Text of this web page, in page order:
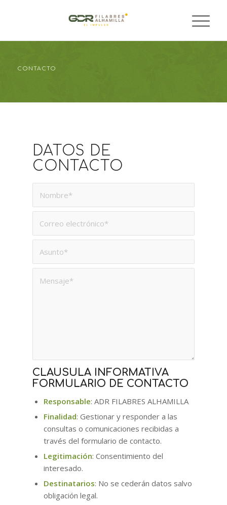
CONTACTO
DATOS DE
CONTACTO
CLAUSULA INFORMATIVA
FORMULARIO DE CONTACTO
Responsable: ADR FILABRES ALHAMILLA
Finalidad: Gestionar y responder a las
consultas o comunicaciones recibidas a
través del formulario de contacto.
Legitimación: Consentimiento del
interesado.
Destinatarios: No se cederán datos salvo
obligación legal.